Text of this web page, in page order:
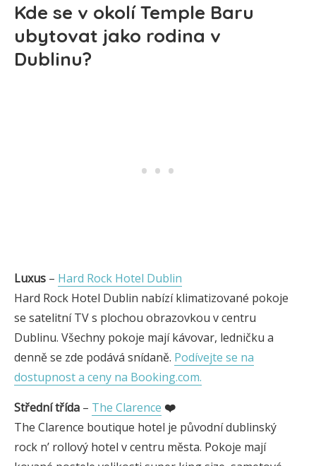
Kde se v okolí Temple Baru
ubytovat jako rodina v
Dublinu?
Luxus – Hard Rock Hotel Dublin
Hard Rock Hotel Dublin nabízí klimatizované pokoje
se satelitní TV s plochou obrazovkou v centru
Dublinu. Všechny pokoje mají kávovar, ledničku a
denně se zde podává snídaně. Podívejte se na
dostupnost a ceny na Booking.com.
Střední třída – The Clarence ❤️
The Clarence boutique hotel je původní dublinský
rock n’ rollový hotel v centru města. Pokoje mají